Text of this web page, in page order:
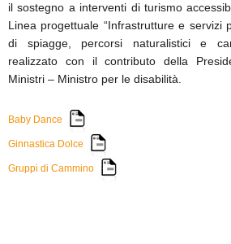
il sostegno a interventi di turismo
Linea progettuale “Infrastrutture e servizi
di spiagge, percorsi naturalistici e
realizzato con il contributo della
Ministri – Ministro per le disabilità.
Baby Dance
Ginnastica Dolce
Gruppi di Cammino